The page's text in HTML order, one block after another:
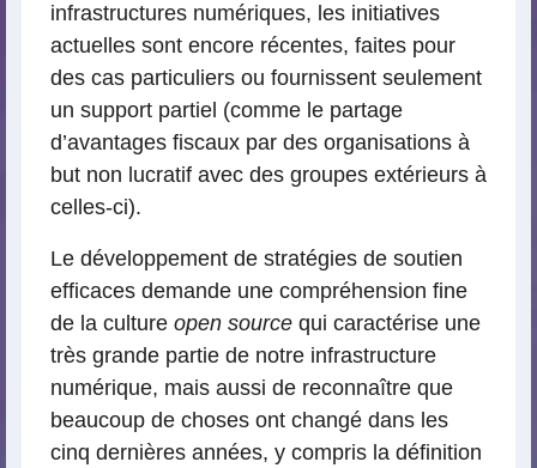
infrastructures numériques, les initiatives
actuelles sont encore récentes, faites pour
des cas particuliers ou fournissent seulement
un support partiel (comme le partage
d’avantages fiscaux par des organisations à
but non lucratif avec des groupes extérieurs à
celles-ci).
Le développement de stratégies de soutien
efficaces demande une compréhension fine
de la culture open source qui caractérise une
très grande partie de notre infrastructure
numérique, mais aussi de reconnaître que
beaucoup de choses ont changé dans les
cinq dernières années, y compris la définition